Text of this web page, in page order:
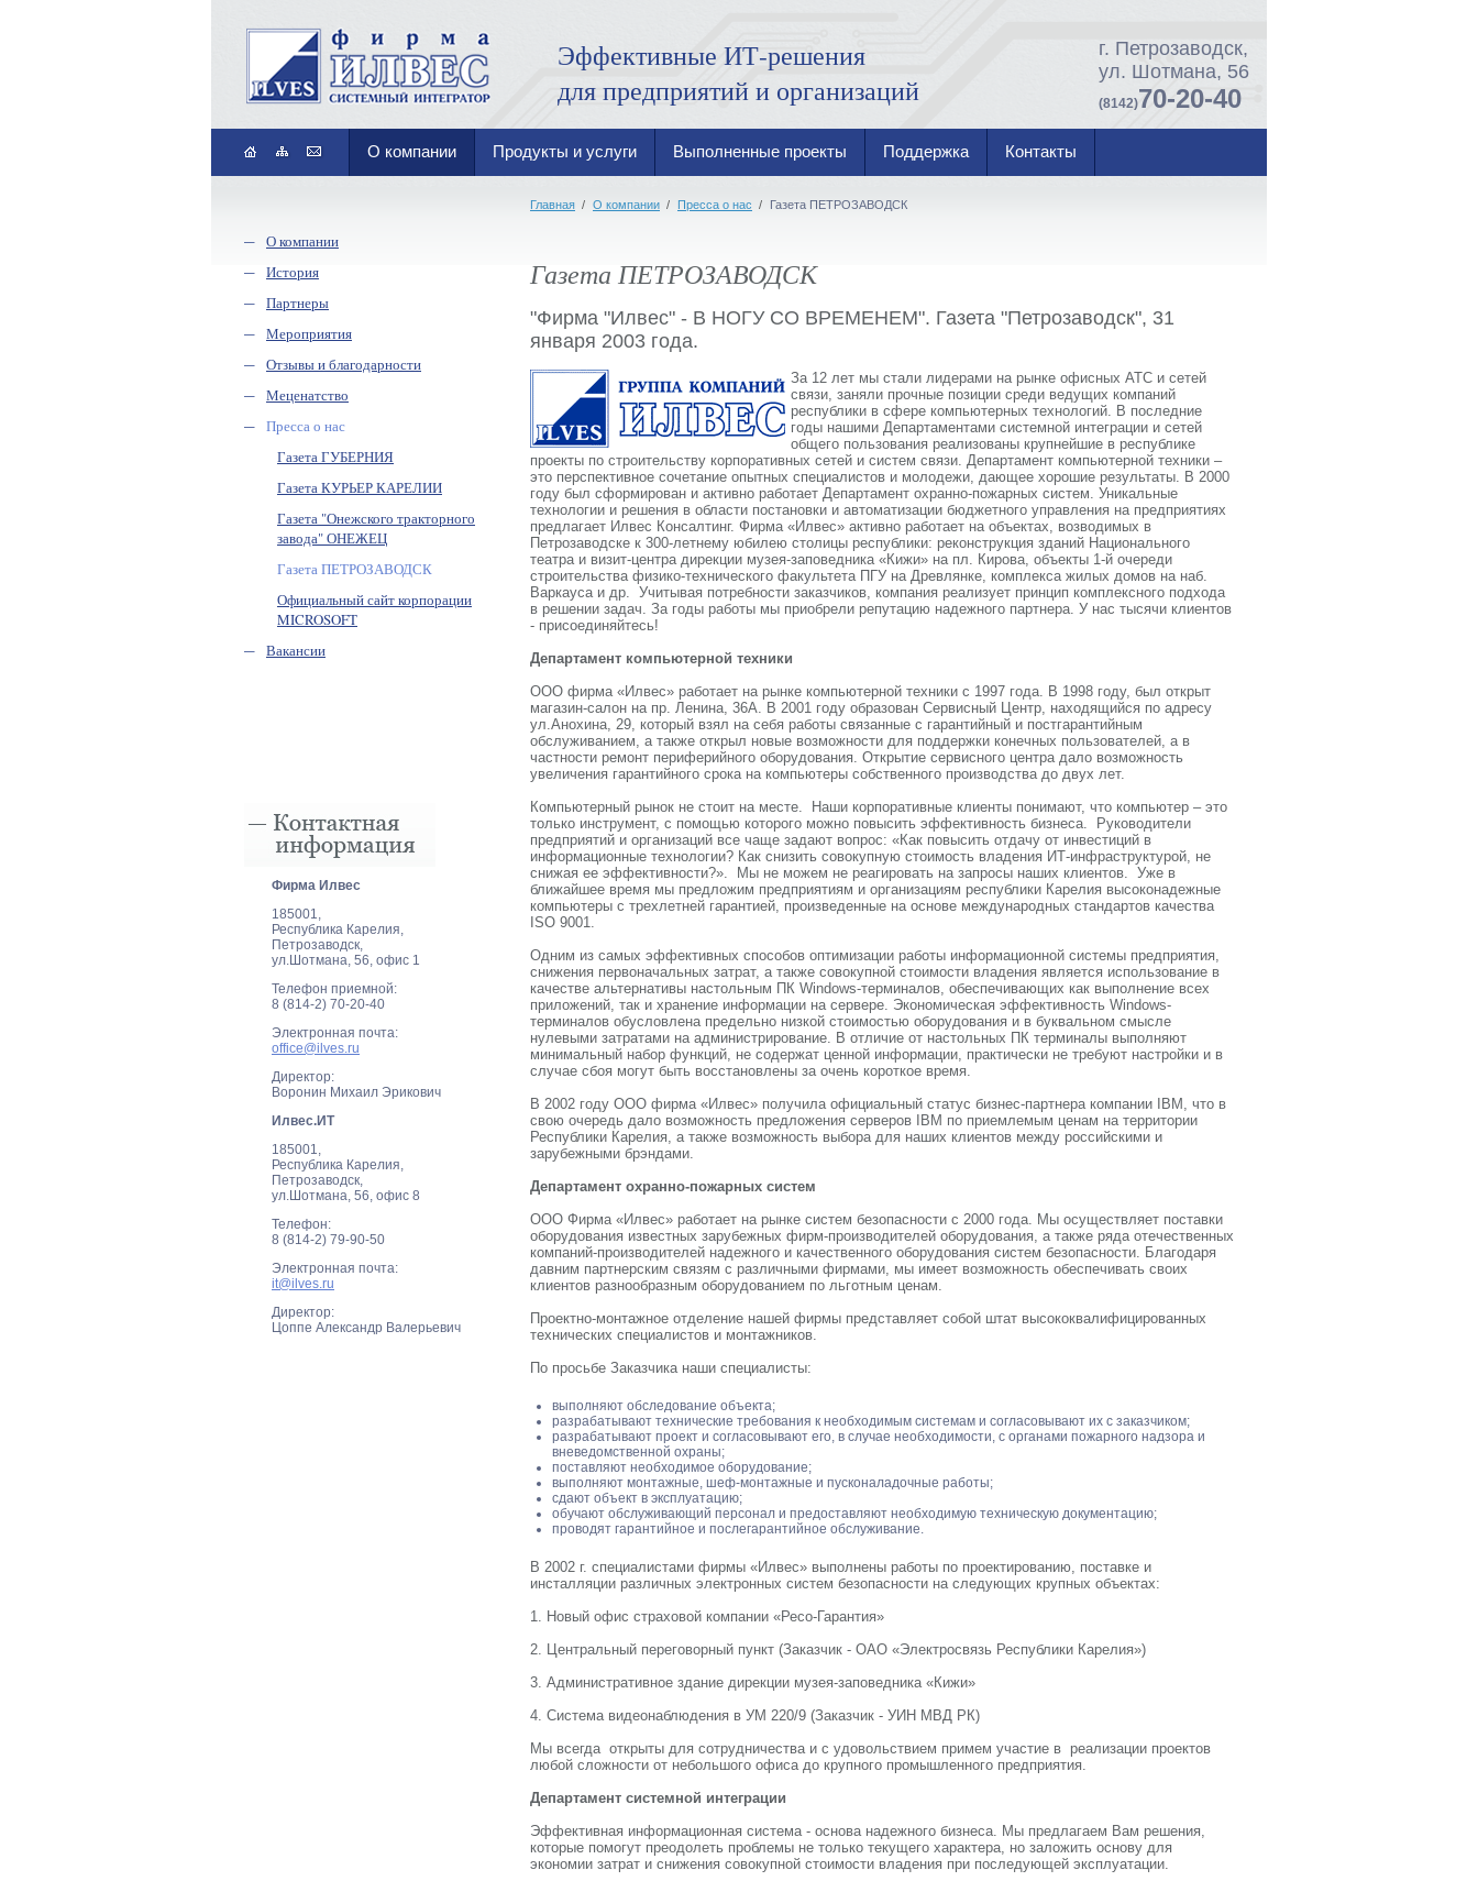
Эффективные ИТ-решения
для предприятий и организаций
г. Петрозаводск,
ул. Шотмана, 56
(8142)70-20-40
О компании Продукты и услуги Выполненные проекты Поддержка Контакты
О компании
История
Партнеры
Мероприятия
Отзывы и благодарности
Меценатство
Пресса о нас
Газета ГУБЕРНИЯ
Газета КУРЬЕР КАРЕЛИИ
Газета "Онежского тракторного
завода" ОНЕЖЕЦ
Газета ПЕТРОЗАВОДСК
Официальный сайт корпорации
MICROSOFT
Вакансии
Фирма Илвеc
185001,
Республика Карелия,
Петрозаводск,
ул.Шотмана, 56, офис 1
Телефон приемной:
8 (814-2) 70-20-40
Электронная почта:
office@ilves.ru
Директор:
Воронин Михаил Эрикович
Илвес.ИТ
185001,
Республика Карелия,
Петрозаводск,
ул.Шотмана, 56, офис 8
Телефон:
8 (814-2) 79-90-50
Электронная почта:
it@ilves.ru
Директор:
Цоппе Александр Валерьевич
Главная / О компании / Пресса о нас / Газета ПЕТРОЗАВОДСК
Газета ПЕТРОЗАВОДСК
"Фирма "Илвес" - В НОГУ СО ВРЕМЕНЕМ". Газета "Петрозаводск", 31
января 2003 года.
За 12 лет мы стали лидерами на рынке офисных АТС и сетей
связи, заняли прочные позиции среди ведущих компаний
республики в сфере компьютерных технологий. В последние
годы нашими Департаментами системной интеграции и сетей
общего пользования реализованы крупнейшие в республике
проекты по строительству корпоративных сетей и систем связи. Департамент компьютерной техники –
это перспективное сочетание опытных специалистов и молодежи, дающее хорошие результаты. В 2000
году был сформирован и активно работает Департамент охранно-пожарных систем. Уникальные
технологии и решения в области постановки и автоматизации бюджетного управления на предприятиях
предлагает Илвес Консалтинг. Фирма «Илвес» активно работает на объектах, возводимых в
Петрозаводске к 300-летнему юбилею столицы республики: реконструкция зданий Национального
театра и визит-центра дирекции музея-заповедника «Кижи» на пл. Кирова, объекты 1-й очереди
строительства физико-технического факультета ПГУ на Древлянке, комплекса жилых домов на наб.
Варкауса и др. Учитывая потребности заказчиков, компания реализует принцип комплексного подхода
в решении задач. За годы работы мы приобрели репутацию надежного партнера. У нас тысячи клиентов
- присоединяйтесь!
Департамент компьютерной техники
ООО фирма «Илвес» работает на рынке компьютерной техники с 1997 года. В 1998 году, был открыт
магазин-салон на пр. Ленина, 36А. В 2001 году образован Сервисный Центр, находящийся по адресу
ул.Анохина, 29, который взял на себя работы связанные с гарантийный и постгарантийным
обслуживанием, а также открыл новые возможности для поддержки конечных пользователей, а в
частности ремонт периферийного оборудования. Открытие сервисного центра дало возможность
увеличения гарантийного срока на компьютеры собственного производства до двух лет.
Компьютерный рынок не стоит на месте. Наши корпоративные клиенты понимают, что компьютер – это
только инструмент, с помощью которого можно повысить эффективность бизнеса. Руководители
предприятий и организаций все чаще задают вопрос: «Как повысить отдачу от инвестиций в
информационные технологии? Как снизить совокупную стоимость владения ИТ-инфраструктурой, не
снижая ее эффективности?». Мы не можем не реагировать на запросы наших клиентов. Уже в
ближайшее время мы предложим предприятиям и организациям республики Карелия высоконадежные
компьютеры с трехлетней гарантией, произведенные на основе международных стандартов качества
ISO 9001.
Одним из самых эффективных способов оптимизации работы информационной системы предприятия,
снижения первоначальных затрат, а также совокупной стоимости владения является использование в
качестве альтернативы настольным ПК Windows-терминалов, обеспечивающих как выполнение всех
приложений, так и хранение информации на сервере. Экономическая эффективность Windows-
терминалов обусловлена предельно низкой стоимостью оборудования и в буквальном смысле
нулевыми затратами на администрирование. В отличие от настольных ПК терминалы выполняют
минимальный набор функций, не содержат ценной информации, практически не требуют настройки и в
случае сбоя могут быть восстановлены за очень короткое время.
В 2002 году ООО фирма «Илвес» получила официальный статус бизнес-партнера компании IBM, что в
свою очередь дало возможность предложения серверов IBM по приемлемым ценам на территории
Республики Карелия, а также возможность выбора для наших клиентов между российскими и
зарубежными брэндами.
Департамент охранно-пожарных систем
ООО Фирма «Илвес» работает на рынке систем безопасности с 2000 года. Мы осуществляет поставки
оборудования известных зарубежных фирм-производителей оборудования, а также ряда отечественных
компаний-производителей надежного и качественного оборудования систем безопасности. Благодаря
давним партнерским связям с различными фирмами, мы имеет возможность обеспечивать своих
клиентов разнообразным оборудованием по льготным ценам.
Проектно-монтажное отделение нашей фирмы представляет собой штат высококвалифицированных
технических специалистов и монтажников.
По просьбе Заказчика наши специалисты:
выполняют обследование объекта;
разрабатывают технические требования к необходимым системам и согласовывают их с заказчиком;
разрабатывают проект и согласовывают его, в случае необходимости, с органами пожарного надзора и
вневедомственной охраны;
поставляют необходимое оборудование;
выполняют монтажные, шеф-монтажные и пусконаладочные работы;
сдают объект в эксплуатацию;
обучают обслуживающий персонал и предоставляют необходимую техническую документацию;
проводят гарантийное и послегарантийное обслуживание.
В 2002 г. специалистами фирмы «Илвес» выполнены работы по проектированию, поставке и
инсталляции различных электронных систем безопасности на следующих крупных объектах:
1. Новый офис страховой компании «Ресо-Гарантия»
2. Центральный переговорный пункт (Заказчик - ОАО «Электросвязь Республики Карелия»)
3. Административное здание дирекции музея-заповедника «Кижи»
4. Система видеонаблюдения в УМ 220/9 (Заказчик - УИН МВД РК)
Мы всегда открыты для сотрудничества и с удовольствием примем участие в реализации проектов
любой сложности от небольшого офиса до крупного промышленного предприятия.
Департамент системной интеграции
Эффективная информационная система - основа надежного бизнеса. Мы предлагаем Вам решения,
которые помогут преодолеть проблемы не только текущего характера, но заложить основу для
экономии затрат и снижения совокупной стоимости владения при последующей эксплуатации.